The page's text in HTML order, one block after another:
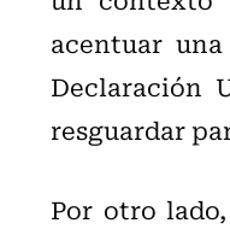
acentuar
Declaración
resguardar
Por otro